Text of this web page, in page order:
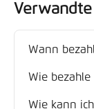
Wann
Wie
Wie kann